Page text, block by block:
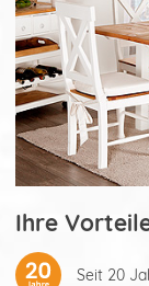
Ihre
Seit 20